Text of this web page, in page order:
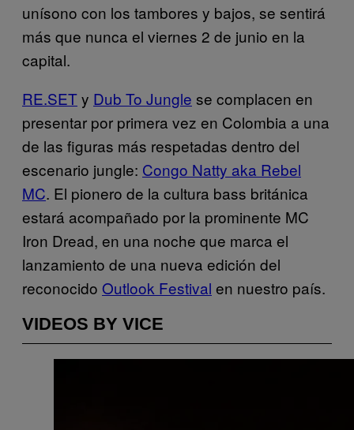
unísono con los tambores y bajos, se sentirá
más que nunca el viernes 2 de junio en la
capital.
RE.SETy Dub To Jungle se complacen en
presentar por primera vez en Colombia a una
de las figuras más respetadas dentro del
escenario jungle: Congo Natty aka Rebel
MC. El pionero de la cultura bass británica
estará acompañado por la prominente MC
Iron Dread, en una noche que marca el
lanzamiento de una nueva edición del
reconocido Outlook Festival en nuestro país.
VIDEOS BY VICE